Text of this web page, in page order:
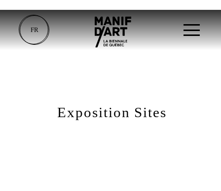
FR
Exposition Sites